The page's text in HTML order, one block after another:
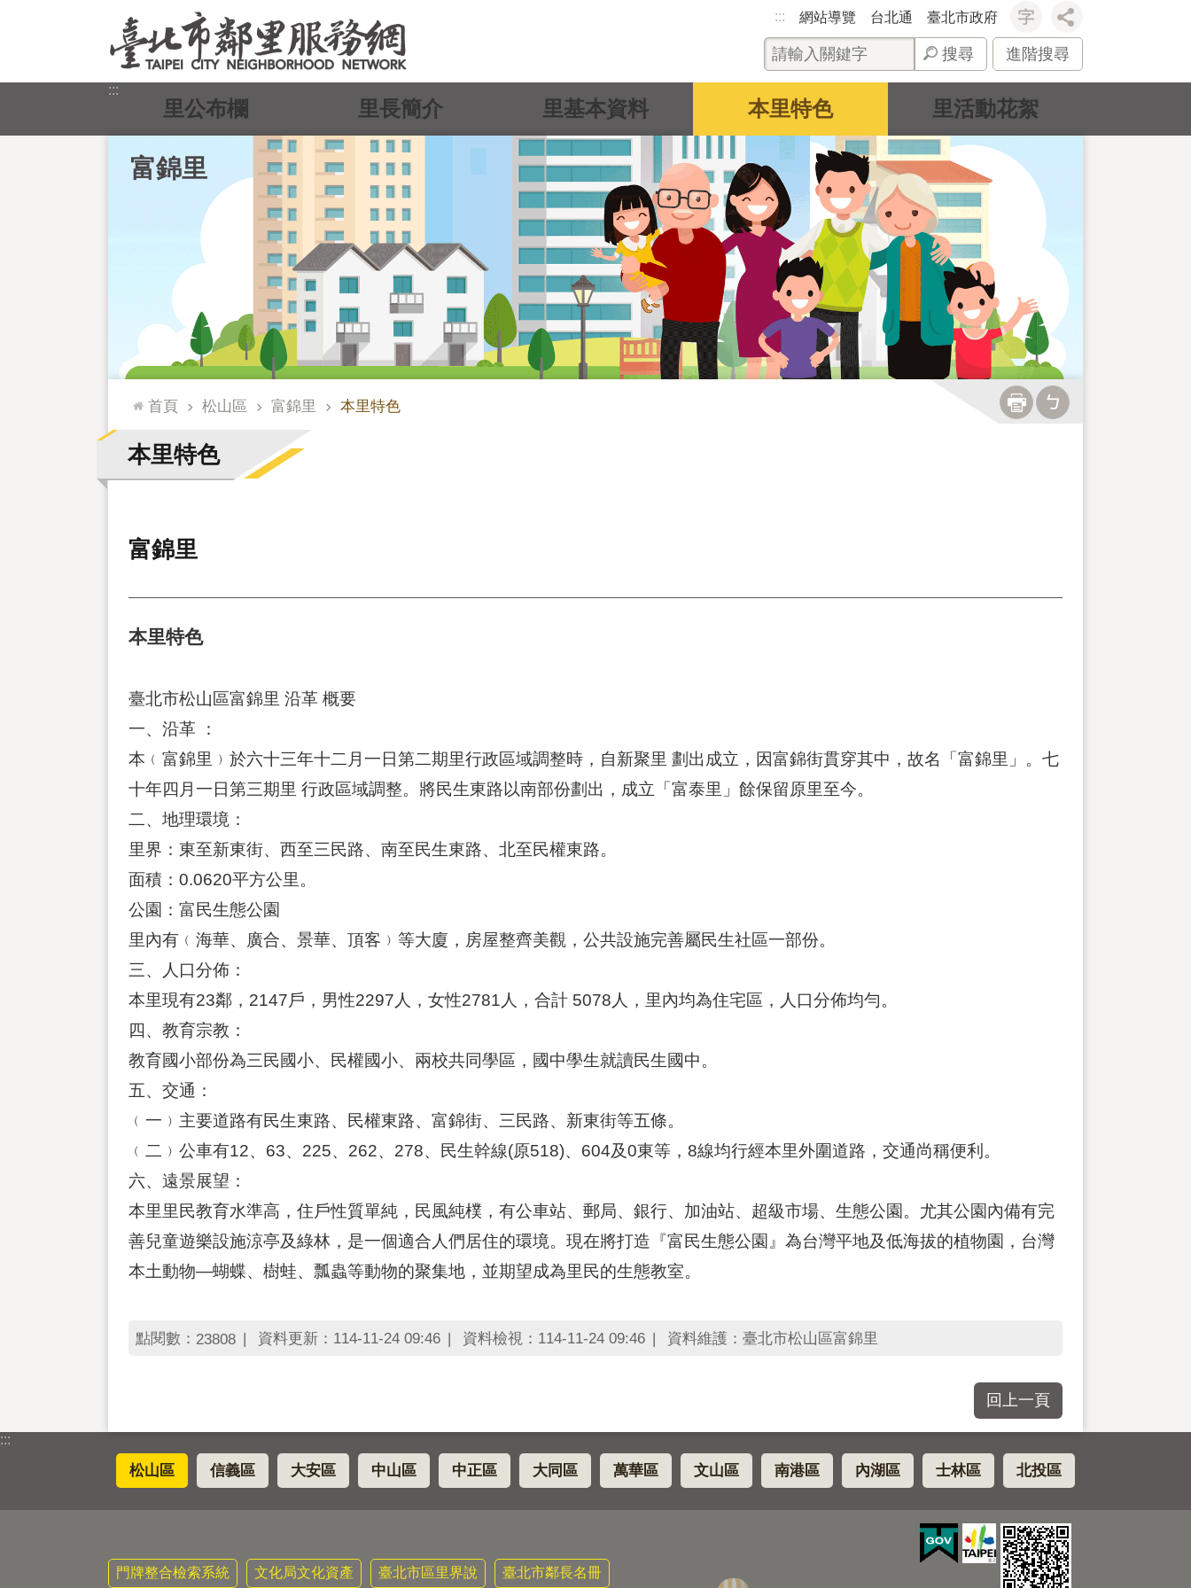
::: 網站導覽 台北通 臺北市政府
搜尋 進階搜尋
:::
富錦里
里公布欄 里長簡介 里基本資料 本里特色 里活動花絮
::: 首頁 松山區 富錦里 本里特色
本里特色
富錦里
本里特色
臺北市松山區富錦里 沿革 概要
一、沿革 ：
本﹙富錦里﹚於六十三年十二月一日第二期里行政區域調整時，自新聚里 劃出成立，因富錦街貫穿其中，故名「富錦里」。七
十年四月一日第三期里 行政區域調整。將民生東路以南部份劃出，成立「富泰里」餘保留原里至今。
二、地理環境：
里界：東至新東街、西至三民路、南至民生東路、北至民權東路。
面積：0.0620平方公里。
公園：富民生態公園
里內有﹙海華、廣合、景華、頂客﹚等大廈，房屋整齊美觀，公共設施完善屬民生社區一部份。
三、人口分佈：
本里現有23鄰，2147戶，男性2297人，女性2781人，合計 5078人，里內均為住宅區，人口分佈均勻。
四、教育宗教：
教育國小部份為三民國小、民權國小、兩校共同學區，國中學生就讀民生國中。
五、交通：
﹙一﹚主要道路有民生東路、民權東路、富錦街、三民路、新東街等五條。
﹙二﹚公車有12、63、225、262、278、民生幹線(原518)、604及0東等，8線均行經本里外圍道路，交通尚稱便利。
六、遠景展望：
本里里民教育水準高，住戶性質單純，民風純樸，有公車站、郵局、銀行、加油站、超級市場、生態公園。尤其公園內備有完
善兒童遊樂設施涼亭及綠林，是一個適合人們居住的環境。現在將打造『富民生態公園』為台灣平地及低海拔的植物園，台灣
本土動物—蝴蝶、樹蛙、瓢蟲等動物的聚集地，並期望成為里民的生態教室。
點閱數： 23808 資料更新：114-11-24 09:46 資料檢視：114-11-24 09:46 資料維護：臺北市松山區富錦里
回上一頁
:::
松山區 信義區 大安區 中山區 中正區 大同區 萬華區 文山區 南港區 內湖區 士林區 北投區
門牌整合檢索系統 文化局文化資產 臺北市區里界說 臺北市鄰長名冊